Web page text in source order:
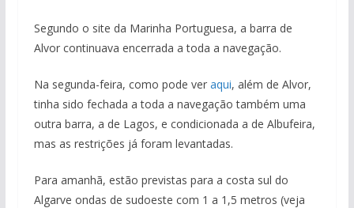
Segundo o site da Marinha Portuguesa, a barra de
Alvor continuava encerrada a toda a navegação.
Na segunda-feira, como pode ver aqui, além de Alvor,
tinha sido fechada a toda a navegação também uma
outra barra, a de Lagos, e condicionada a de Albufeira,
mas as restrições já foram levantadas.
Para amanhã, estão previstas para a costa sul do
Algarve ondas de sudoeste com 1 a 1,5 metros (veja